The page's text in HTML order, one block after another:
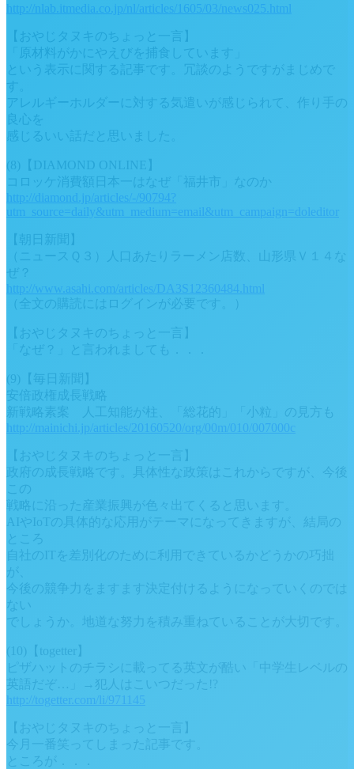
http://nlab.itmedia.co.jp/nl/articles/1605/03/news025.html
【おやじタヌキのちょっと一言】
「原材料がかにやえびを捕食しています」
という表示に関する記事です。冗談のようですがまじめで
す。
アレルギーホルダーに対する気遣いが感じられて、作り手の
良心を
感じるいい話だと思いました。
(8)【DIAMOND ONLINE】
コロッケ消費額日本一はなぜ「福井市」なのか
http://diamond.jp/articles/-/90794?
utm_source=daily&utm_medium=email&utm_campaign=doleditor
【朝日新聞】
（ニュースＱ３）人口あたりラーメン店数、山形県Ｖ１４な
ぜ？
http://www.asahi.com/articles/DA3S12360484.html
（全文の購読にはログインが必要です。）
【おやじタヌキのちょっと一言】
「なぜ？」と言われましても．．．
(9)【毎日新聞】
安倍政権成長戦略
新戦略素案 人工知能が柱、「総花的」「小粒」の見方も
http://mainichi.jp/articles/20160520/org/00m/010/007000c
【おやじタヌキのちょっと一言】
政府の成長戦略です。具体性な政策はこれからですが、今後
この
戦略に沿った産業振興が色々出てくると思います。
AIやIoTの具体的な応用がテーマになってきますが、結局の
ところ
自社のITを差別化のために利用できているかどうかの巧拙
が、
今後の競争力をますます決定付けるようになっていくのでは
ない
でしょうか。地道な努力を積み重ねていることが大切です。
(10)【togetter】
ピザハットのチラシに載ってる英文が酷い「中学生レベルの
英語だぞ…」→犯人はこいつだった!?
http://togetter.com/li/971145
【おやじタヌキのちょっと一言】
今月一番笑ってしまった記事です。
ところが．．．